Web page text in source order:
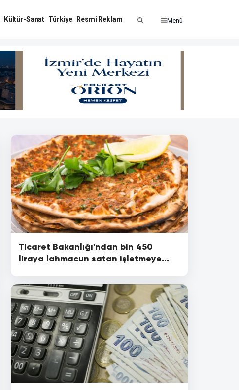
Kültür-Sanat Türkiye Resmi Reklam Menü
Ticaret Bakanlığı'ndan bin 450
liraya lahmacun satan işletmeye